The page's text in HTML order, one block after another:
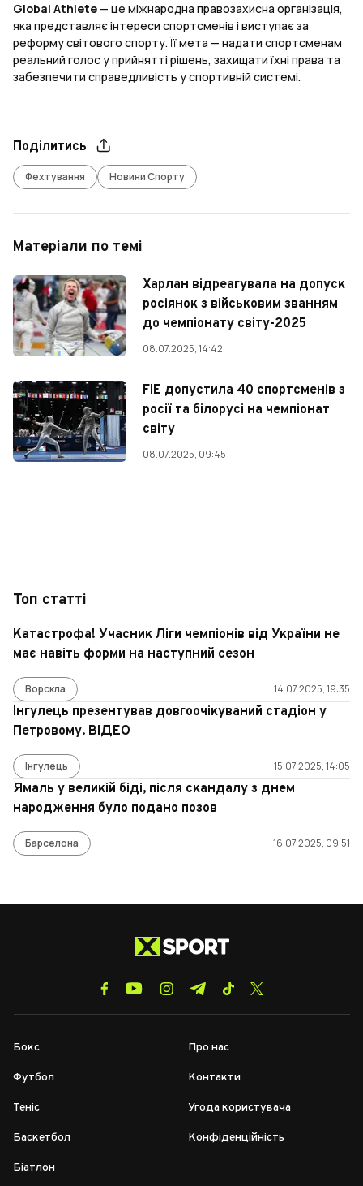
Global Athlete — це міжнародна правозахисна організація,
яка представляє інтереси спортсменів і виступає за
реформу світового спорту. Її мета — надати спортсменам
реальний голос у прийнятті рішень, захищати їхні права та
забезпечити справедливість у спортивній системі.
Поділитись
Фехтування Новини Спорту
Матеріали по темі
Харлан відреагувала на допуск
росіянок з військовим званням
до чемпіонату світу-2025
08.07.2025, 14:42
FIE допустила 40 спортсменів з
росії та білорусі на чемпіонат
світу
08.07.2025, 09:45
Топ статті
Катастрофа! Учасник Ліги чемпіонів від України не
має навіть форми на наступний сезон
Ворскла 14.07.2025, 19:35
Інгулець презентував довгоочікуваний стадіон у
Петровому. ВІДЕО
Інгулець 15.07.2025, 14:05
Ямаль у великій біді, після скандалу з днем
народження було подано позов
Барселона 16.07.2025, 09:51
Бокс
Футбол
Теніс
Баскетбол
Біатлон
Про нас
Контакти
Угода користувача
Конфіденційність